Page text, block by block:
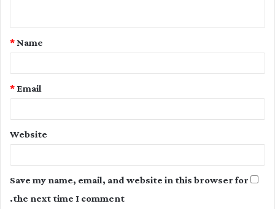
t
Name
*
Email
*
Website
Save my name, email, and website in this browser for
the next time I comment.